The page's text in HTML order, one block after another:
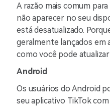
A razão mais comum
não aparecer no seu
está desatualizado.
geralmente lançados em
como você pode
Android
Os usuários do Android
seu aplicativo TikTok